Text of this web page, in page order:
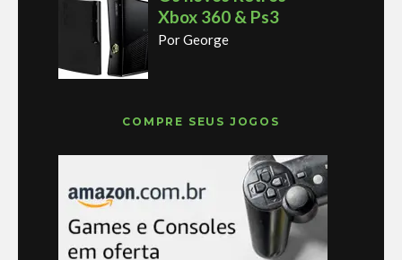
Xbox 360 & Ps3
Por George
COMPRE SEUS JOGOS